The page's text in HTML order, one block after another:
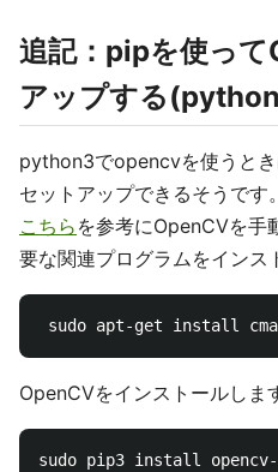
追記：pipを使っ
アップする
python3でopencvを使うと
セットアップできるそうです。
こちら を参考にOpenCVを手
要な関連プログラムをインス
OpenCVをインストールしま
sudo pip3 install opencv-